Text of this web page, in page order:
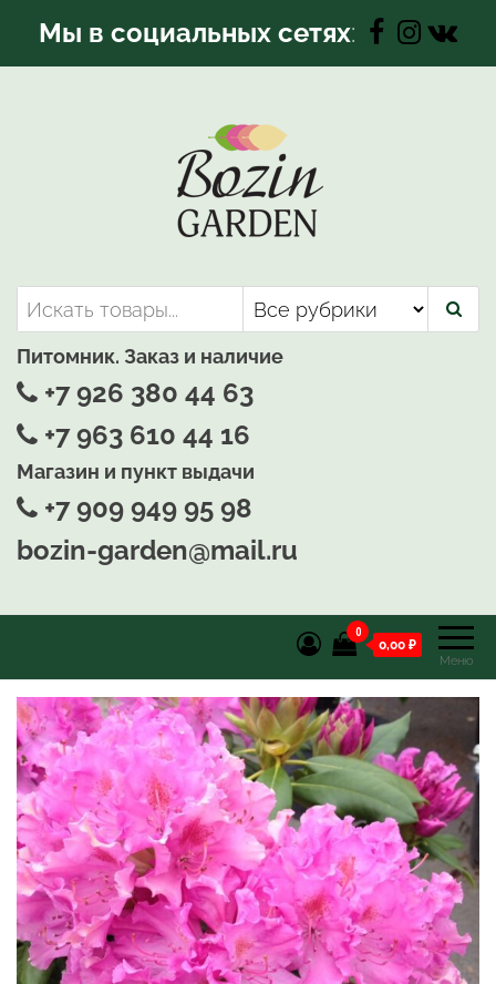
Мы в социальных сетях:
Bozin-Garden | Садовый центр
Садовый центр, Растения
для вашего сада
Питомник. Заказ и наличие
+7 926 380 44 63
+7 963 610 44 16
Магазин и пункт выдачи
+7 909 949 95 98
bozin-garden@mail.ru
Меню
0
0,00 ₽